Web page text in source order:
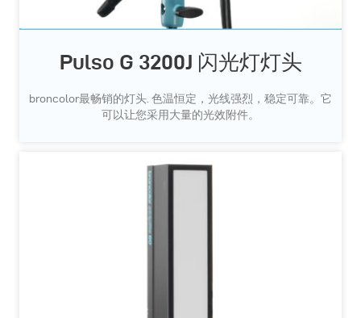
Pulso G 3200J 闪光灯灯头
broncolor最畅销的灯头. 色温恒定，光线强烈，稳定可靠。它
可以让您采用大量的光效附件。